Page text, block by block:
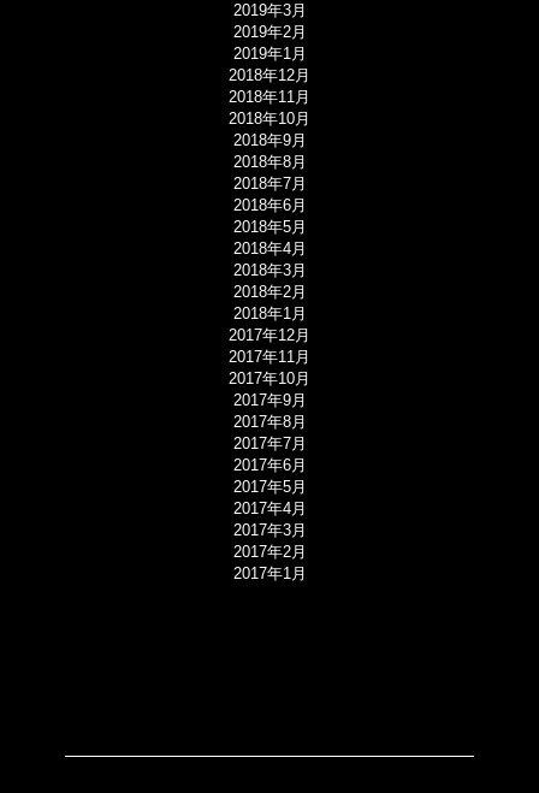
2019年3月
2019年2月
2019年1月
2018年12月
2018年11月
2018年10月
2018年9月
2018年8月
2018年7月
2018年6月
2018年5月
2018年4月
2018年3月
2018年2月
2018年1月
2017年12月
2017年11月
2017年10月
2017年9月
2017年8月
2017年7月
2017年6月
2017年5月
2017年4月
2017年3月
2017年2月
2017年1月